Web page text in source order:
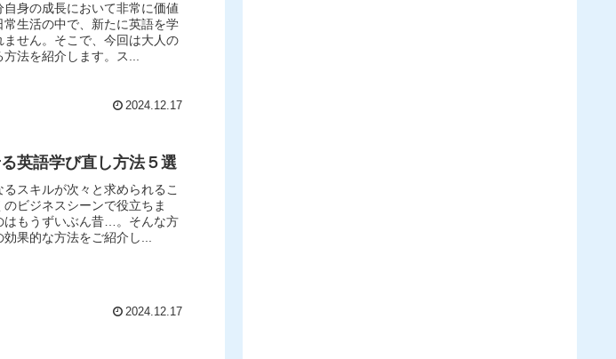
身の成長において非常に価値
生活の中で、新たに英語を学
せん。そこで、今回は大人の
法を紹介します。ス...
2024.12.17
英語学び直し方法５選
スキルが次々と求められるこ
ビジネスシーンで役立ちま
はもうずいぶん昔…。そんな方
果的な方法をご紹介し...
2024.12.17